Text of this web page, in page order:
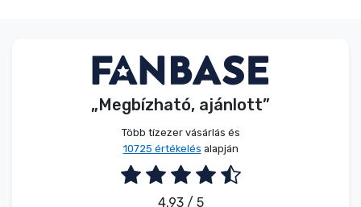
„Megbízható, ajánlott”
Több tízezer vásárlás és
10725 értékelés alapján
4.93 / 5